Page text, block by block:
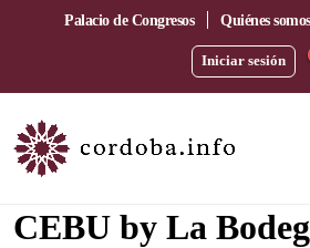
Palacio de Congresos Quiénes somos
Iniciar sesión
CEBU by La